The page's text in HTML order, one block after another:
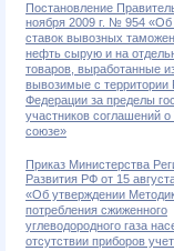
Постановление
ноября 2009 г. № 954 «Об
ставок вывозных
нефть сырую и на
товаров, выработанные
вывозимые с территории
Федерации за пределы
участников соглашений
союзе»
Приказ Министерства
Развития РФ от 15
«Об утверждении
потребления сжиженного
углеводородного газа
отсутствии приборов